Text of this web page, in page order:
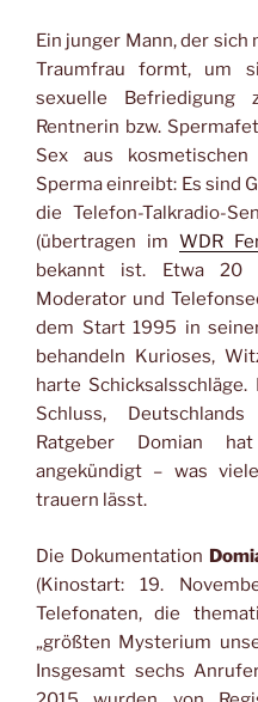
Ein junger Mann, der
Traumfrau formt, um
sexuelle Befriedigung
Rentnerin bzw.
Sex aus
Sperma einreibt: Es sind
die Telefon-Talkradio-
(übertragen im WDR
bekannt ist. Etwa 20
Moderator und
dem Start 1995 in
behandeln Kurioses,
harte
Schluss,
Ratgeber Domian
angekündigt – was
trauern lässt.
Die Dokumentation
(Kinostart: 19.
Telefonaten, die
„größten Mysterium
Insgesamt sechs